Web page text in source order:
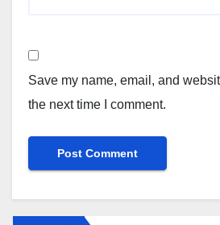
Save my name, email, and
the next time I comment.